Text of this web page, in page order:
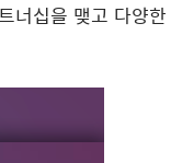
너십을 맺고 다양